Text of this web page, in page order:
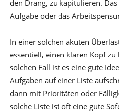
den Drang, zu kapitulieren.
Aufgabe oder das
In einer solchen akuten
essentiell, einen klaren Kopf zu
solchen Fall ist es eine gute
Aufgaben auf einer Liste
dann mit Prioritäten oder
solche Liste ist oft eine gute